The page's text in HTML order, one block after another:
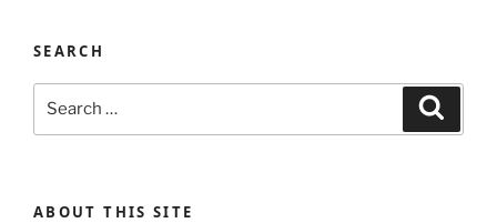
SEARCH
ABOUT THIS SITE